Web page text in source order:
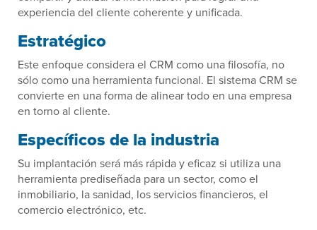
experiencia del cliente coherente y unificada.
Estratégico
Este enfoque considera el CRM como una filosofía, no
sólo como una herramienta funcional. El sistema CRM se
convierte en una forma de alinear todo en una empresa
en torno al cliente.
Específicos de la industria
Su implantación será más rápida y eficaz si utiliza una
herramienta prediseñada para un sector, como el
inmobiliario, la sanidad, los servicios financieros, el
comercio electrónico, etc.